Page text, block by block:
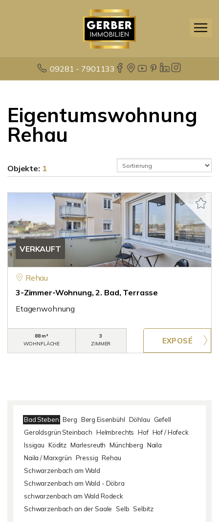
09281 - 7901133
Eigentumswohnung
Rehau
Objekte: 1
VERKAUFT
Rehau
3-Zimmer-Wohnung, 2. Bad, Terrasse
Etagenwohnung
88 m²
WOHNFLÄCHE
3
ZIMMER
Bad Steben Berg Berg Eisenbühl Döhlau
Gefell
Geroldsgrün Steinbach Helmbrechts Hof Hof / Hofeck
Issigau Köditz Marlesreuth Münchberg Naila
Naila / Marxgrün Pressig Rehau
Schwarzenbach am Wald
Schwarzenbach am Wald - Döbra
schwarzenbach am Wald Rodeck
Schwarzenbach an der Saale Selb Selbitz